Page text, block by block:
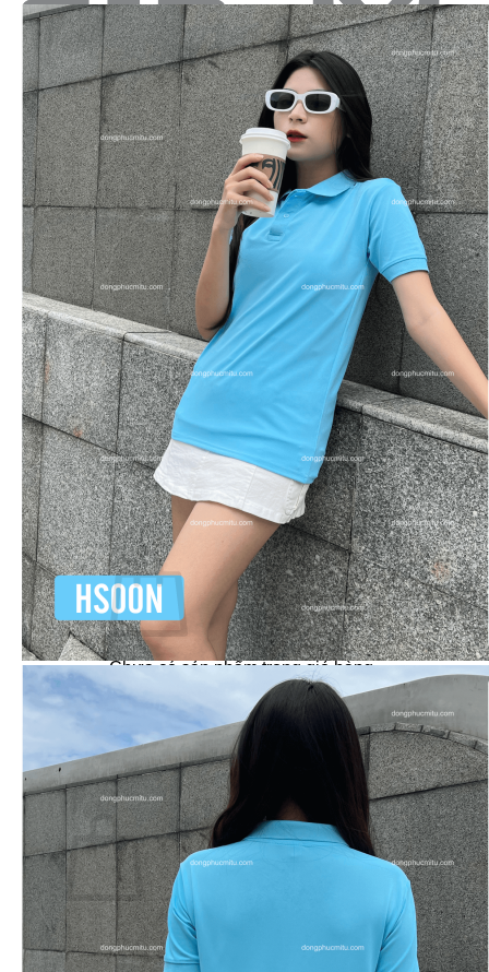
Tìm
kiếm:
Sản Phẩm
Áo thun polo cổ trụ
Áo thun T-shirt cổ tròn
Mũ - nón đồng phục
Quần áo BHLĐ
Áo sơ mi đồng phục
Đồng phục doanh nghiệp
Bộ đồ spa - Nail
Bộ vest đồng phục
Đồng phục khách sạn
Đồng phục nhà hàng
Áo chạy bộ & thi đấu
Áo khoác gió đồng phục
Bộ đồ bếp
Tạp dề
Bảng size
Bảng giá
Dự Án – Khách Hàng
Giỏ hàng /0₫
Chưa có sản phẩm trong giỏ hàng.
Quay trở lại cửa hàng
0
Giỏ hàng
Chưa có sản phẩm trong giỏ hàng.